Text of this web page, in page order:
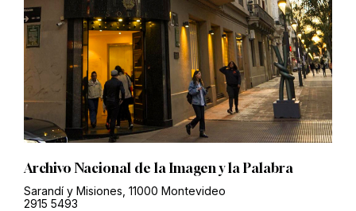
Archivo Nacional de la Imagen y la Palabra
Sarandí y Misiones, 11000 Montevideo
2915 5493